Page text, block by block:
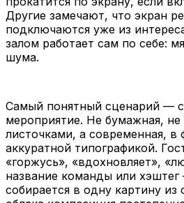
Другие замечают, что экран
подключаются уже из
залом работает сам по себе:
шума.
Самый понятный сценарий —
мероприятие. Не бумажная,
листочками, а современная, в
аккуратной типографикой.
«горжусь», «вдохновляет»,
название команды или
собирается в одну картину